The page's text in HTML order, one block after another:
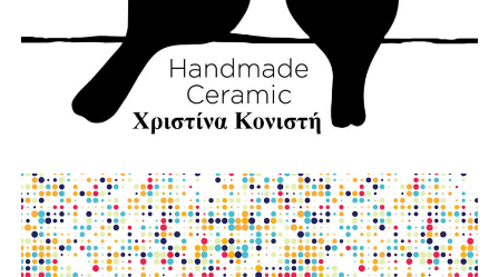
φωτο:aftodioikisi